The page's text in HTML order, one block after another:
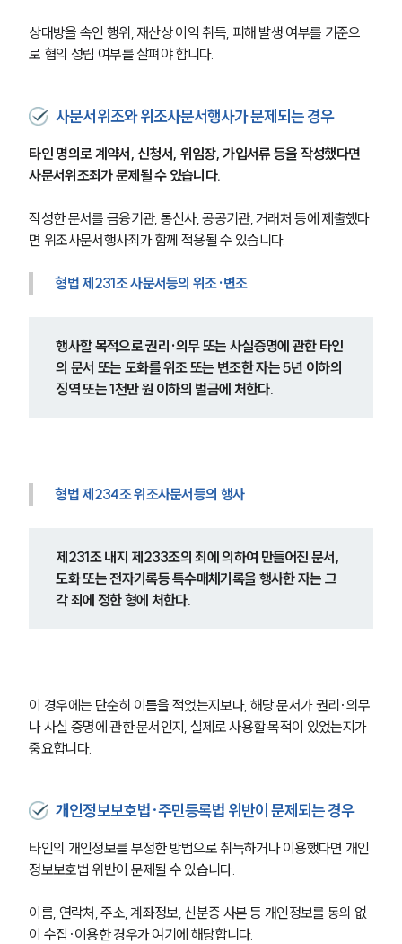
상대방을 속인 행위, 재산상 이익 취득, 피해 발생 여부를 기준으
로 혐의 성립 여부를 살펴야 합니다.
사문서위조와 위조사문서행사가 문제되는 경우
타인 명의로 계약서, 신청서, 위임장, 가입서류 등을 작성했다면
사문서위조죄가 문제될 수 있습니다.
작성한 문서를 금융기관, 통신사, 공공기관, 거래처 등에 제출했다
면 위조사문서행사죄가 함께 적용될 수 있습니다.
형법 제231조 사문서등의 위조·변조
행사할 목적으로 권리·의무 또는 사실증명에 관한 타인
의 문서 또는 도화를 위조 또는 변조한 자는 5년 이하의
징역 또는 1천만 원 이하의 벌금에 처한다.
형법 제234조 위조사문서등의 행사
제231조 내지 제233조의 죄에 의하여 만들어진 문서,
도화 또는 전자기록등 특수매체기록을 행사한 자는 그
각 죄에 정한 형에 처한다.
이 경우에는 단순히 이름을 적었는지보다, 해당 문서가 권리·의무
나 사실 증명에 관한 문서인지, 실제로 사용할 목적이 있었는지가
중요합니다.
개인정보보호법·주민등록법 위반이 문제되는 경우
타인의 개인정보를 부정한 방법으로 취득하거나 이용했다면 개인
정보보호법 위반이 문제될 수 있습니다.
이름, 연락처, 주소, 계좌정보, 신분증 사본 등 개인정보를 동의 없
이 수집·이용한 경우가 여기에 해당합니다.